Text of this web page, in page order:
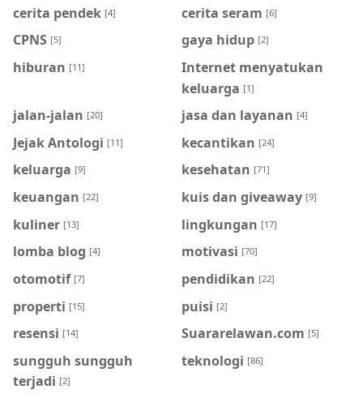
cerita pendek [4] cerita seram [6]
CPNS [5] gaya hidup [2]
hiburan [11]
Internet menyatukan
keluarga [1]
jalan-jalan [20] jasa dan layanan [4]
Jejak Antologi [11] kecantikan [24]
keluarga [9] kesehatan [71]
keuangan [22] kuis dan giveaway [9]
kuliner [13] lingkungan [17]
lomba blog [4] motivasi [70]
otomotif [7] pendidikan [22]
properti [15] puisi [2]
resensi [14] Suararelawan.com [5]
sungguh sungguh
terjadi [2]
teknologi [86]